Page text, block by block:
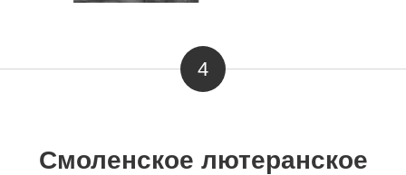
4
Смоленское лютеранское